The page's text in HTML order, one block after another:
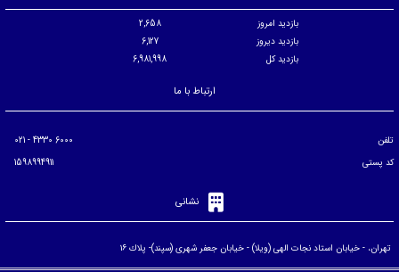
بازدید امروز
2,658
بازدید دیروز
6,127
بازدید کل
6,981,998
ارتباط با ما
تلفن
کد پستی
نشانی
تهران، - خيابان استاد نجات الهی (ويلا) - خيابان جعفر شهری (سپند)- پلاك ۱۶